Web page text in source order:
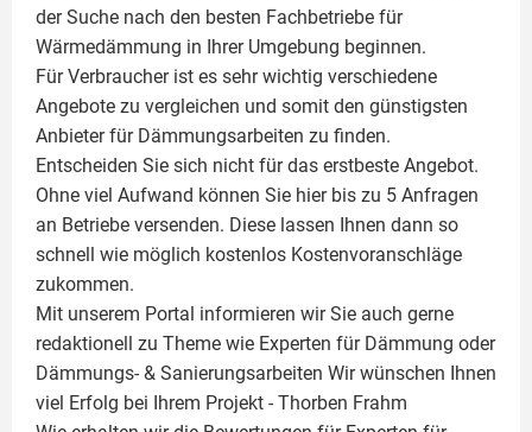
der Suche nach den besten Fachbetriebe für
Wärmedämmung in Ihrer Umgebung beginnen.
Für Verbraucher ist es sehr wichtig verschiedene
Angebote zu vergleichen und somit den günstigsten
Anbieter für Dämmungsarbeiten zu finden.
Entscheiden Sie sich nicht für das erstbeste Angebot.
Ohne viel Aufwand können Sie hier bis zu 5 Anfragen
an Betriebe versenden. Diese lassen Ihnen dann so
schnell wie möglich kostenlos Kostenvoranschläge
zukommen.
Mit unserem Portal informieren wir Sie auch gerne
redaktionell zu Theme wie Experten für Dämmung oder
Dämmungs- & Sanierungsarbeiten Wir wünschen Ihnen
viel Erfolg bei Ihrem Projekt - Thorben Frahm